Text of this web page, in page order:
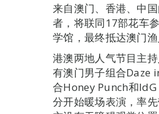
来自澳门、香港、中
者，将联同17部花车
学馆，最终抵达澳门
港澳两地人气节目主
有澳门男子组合Daze
合Honey Punch和
分开始暖场表演，率